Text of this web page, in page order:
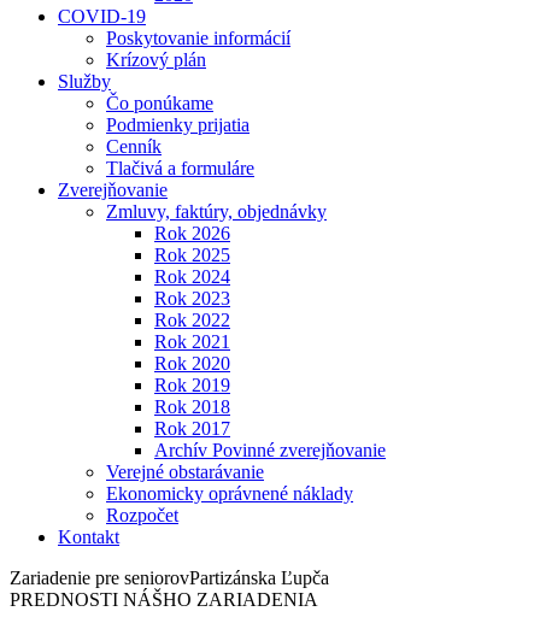
COVID-19
Poskytovanie informácií
Krízový plán
Služby
Čo ponúkame
Podmienky prijatia
Cenník
Tlačivá a formuláre
Zverejňovanie
Zmluvy, faktúry, objednávky
Rok 2026
Rok 2025
Rok 2024
Rok 2023
Rok 2022
Rok 2021
Rok 2020
Rok 2019
Rok 2018
Rok 2017
Archív Povinné zverejňovanie
Verejné obstarávanie
Ekonomicky oprávnené náklady
Rozpočet
Kontakt
Zariadenie pre seniorovPartizánska Ľupča
PREDNOSTI NÁŠHO ZARIADENIA